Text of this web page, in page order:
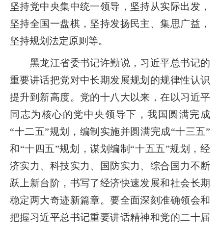
坚持党中央集中统一领导，坚持从实际出发，
坚持全国一盘棋，坚持发扬民主、集思广益，
坚持规划法定原则等。
黑龙江省委书记许勤说，习近平总书记的
重要讲话把党对中长期发展规划的规律性认识
提升到新高度。党的十八大以来，在以习近平
同志为核心的党中央领导下，我国圆满完成
“十二五”规划，编制实施并圆满完成“十三五”
和“十四五”规划，谋划编制“十五五”规划，经
济实力、科技实力、国防实力、综合国力不断
跃上新台阶，书写了经济快速发展和社会长期
稳定两大奇迹新篇章。要全面深刻准确领会和
把握习近平总书记重要讲话精神和党的二十届